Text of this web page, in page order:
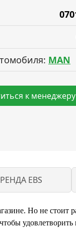
MAN
к менеджеру
EBS
Но не стоит
удовлетворить